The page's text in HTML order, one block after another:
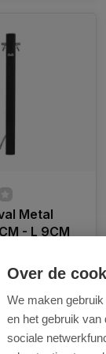
Metal
- L 9CM
met
twee kranen
Over de
We maken
en het gebruik
sociale